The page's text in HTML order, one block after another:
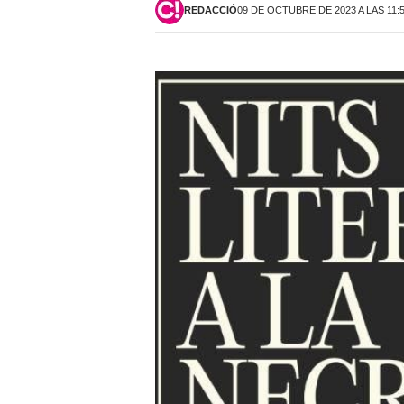
REDACCIÓ09 DE OCTUBRE DE 2023 A LAS